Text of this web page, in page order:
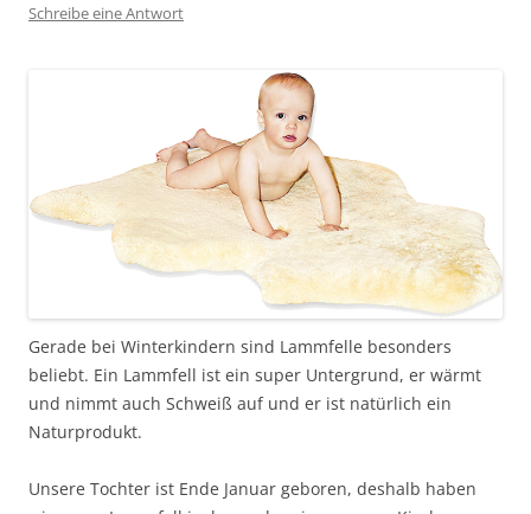
Schreibe eine Antwort
Gerade bei Winterkindern sind Lammfelle besonders
beliebt. Ein Lammfell ist ein super Untergrund, er wärmt
und nimmt auch Schweiß auf und er ist natürlich ein
Naturprodukt.
Unsere Tochter ist Ende Januar geboren, deshalb haben